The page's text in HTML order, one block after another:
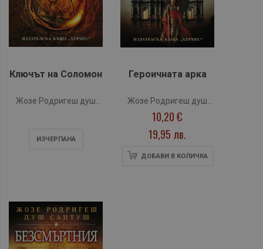
Ключът на Соломон
Жозе Родригеш душ
ИЗЧЕРПАНA
Героичната арка
Жозе Родригеш душ
Сантуш
10,20 €
19,95 лв.
ДОБАВИ В КОЛИЧКА